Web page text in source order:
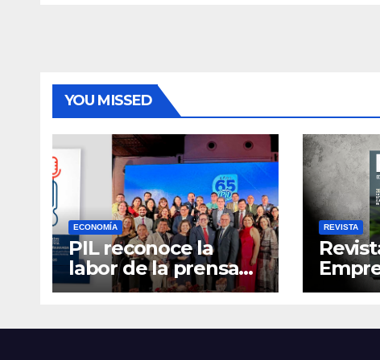
YOU MISSED
ECONOMÍA
PIL reconoce la
labor de la prensa
con el “Relatos que
REVISTA
6